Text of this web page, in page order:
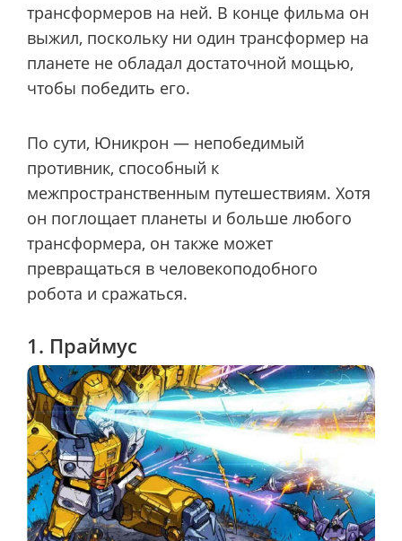
трансформеров на ней. В конце фильма он
выжил, поскольку ни один трансформер на
планете не обладал достаточной мощью,
чтобы победить его.
По сути, Юникрон — непобедимый
противник, способный к
межпространственным путешествиям. Хотя
он поглощает планеты и больше любого
трансформера, он также может
превращаться в человекоподобного
робота и сражаться.
1. Праймус